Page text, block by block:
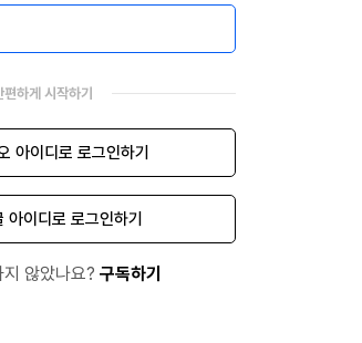
편하게 시작하기
아이디로 로그인하기
아이디로 로그인하기
않았나요? 구독하기